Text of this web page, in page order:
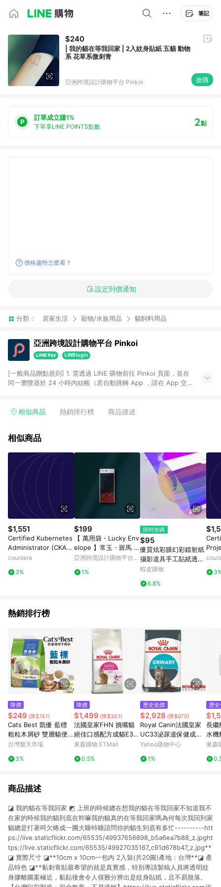
筆記
$240
| 我的貓在等我回家 | 2入紋身貼紙 五貓 動物
系 花草系微刺青
亞洲跨境設計購物平台 Pinkoi 搶購
訂單成立賺1%
下單享LINE POINTS點數 2點
價格趨勢怎麼看？
設定到價通知
分類： 居家生活 寵物/水族用品 貓飼料用品
亞洲跨境設計購物平台 Pinkoi
[一般商品贈點規則] 1. 需透過 LINE 購物前往 Pinkoi 頁面，並在
同一瀏覽器於 24 小時內結帳（若自動跳轉 App ，請在 App 交
回饋訂單不得享有 Pinkoi 站方優惠，例如首購優惠，P coins，
行為，不具贈點資格，部分退款不在此限。 6. APP 請更新至
貨後 45 天後發送。 8. 群眾募資商品，禮物卡，開館保證金，補
運費，攤位費等不具贈點資格。 9. LINE 購物站上之商品規格、
顏色、價位、贈品如與 Pinkoi 商品資訊頁及購物車不符，以
Pinkoi 購物商品資訊頁及購物車標示為準。 10. 點數紅包使用規
則請以點數紅包活動說明為準。 11. 若於 LINE 購物前往 Pinkoi
頁面後才首次下載 Pinkoi APP 並完成訂單，不符合導購資格；承
上，首次下載 Pinkoi APP 後，需透過 LINE 購物前往 Pinkoi 頁
面，方享導購資格。
相似商品 熱銷排行榜 商品描述
相似商品
$1,551
Certified Kubernetes
Administrator (CKA):
Unit 3
coursera
3%
$199
【 萬用袋・Lucky Env
elope 】常玉・斑馬 |
6入
亞洲跨境設計購物平台
1%
限時加碼
$95
優質炫彩膜幻彩鐳射紙
攝影道具手工貼紙透明
裝飾膜彩色髮光玻璃紙
透明七彩糖果紙 炫彩包
蝦皮購物
6.8%
熱銷排行榜
降價
$249 (降$741)
Cats Best 凱優 藍標
粗粒木屑砂 雙層貓便盆
小動物單層便盆 貓砂
【 寵物用品 狂殺 ★ 滿
台灣樂天市場
3%
降價
$1,499 (降$301)
法國皇家FHN 挑嘴貓
絕佳口感配方成貓E35
4KG
東森購物 ETMall
0.5%
歷史低價
$2,928 (降$970)
Royal Canin法國皇家
UC33泌尿道保健成貓
飼料 4kg 2包組
Yahoo購物中心
1%
歷
長繼
水機
環過
東森
商品描述
◪ 我的貓在等我回家 ◩ 上班的時候總在想我的貓在等我回家不知道我不
在家的時候我的貓到底在幹嘛我的貓真的在等我回家嗎為何每次我回到家
貓總是打著呵欠蜷成一團大睡特睡請問你的貓生到底有多忙----------htt
ps://live.staticflickr.com/65535/49937656898_b5a6ea7b88_z.jpght
tps://live.staticflickr.com/65535/49927035167_c91d678b47_z.jpg**
◪ 實際尺寸 ◪**10cm x 10cm一包內 2入裝(共20圖)產地：台灣**◪ 產
品特色 ◪**黏刺青貼最希望的就是真實感，特別專請製稿人員將透明紋
身膠離圖案極近，黏貼後會令人很難分辨出是紋身貼紙，且不易脫落。